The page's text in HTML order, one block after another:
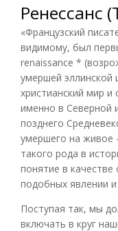
Ренессанс
«Французский
видимому, был
renaissance *
умершей эллинской
христианский мир
именно в Северной
позднего
умершего на живое
такого рода в
понятие в
подобных явлении
Поступая так, мы
включать в круг